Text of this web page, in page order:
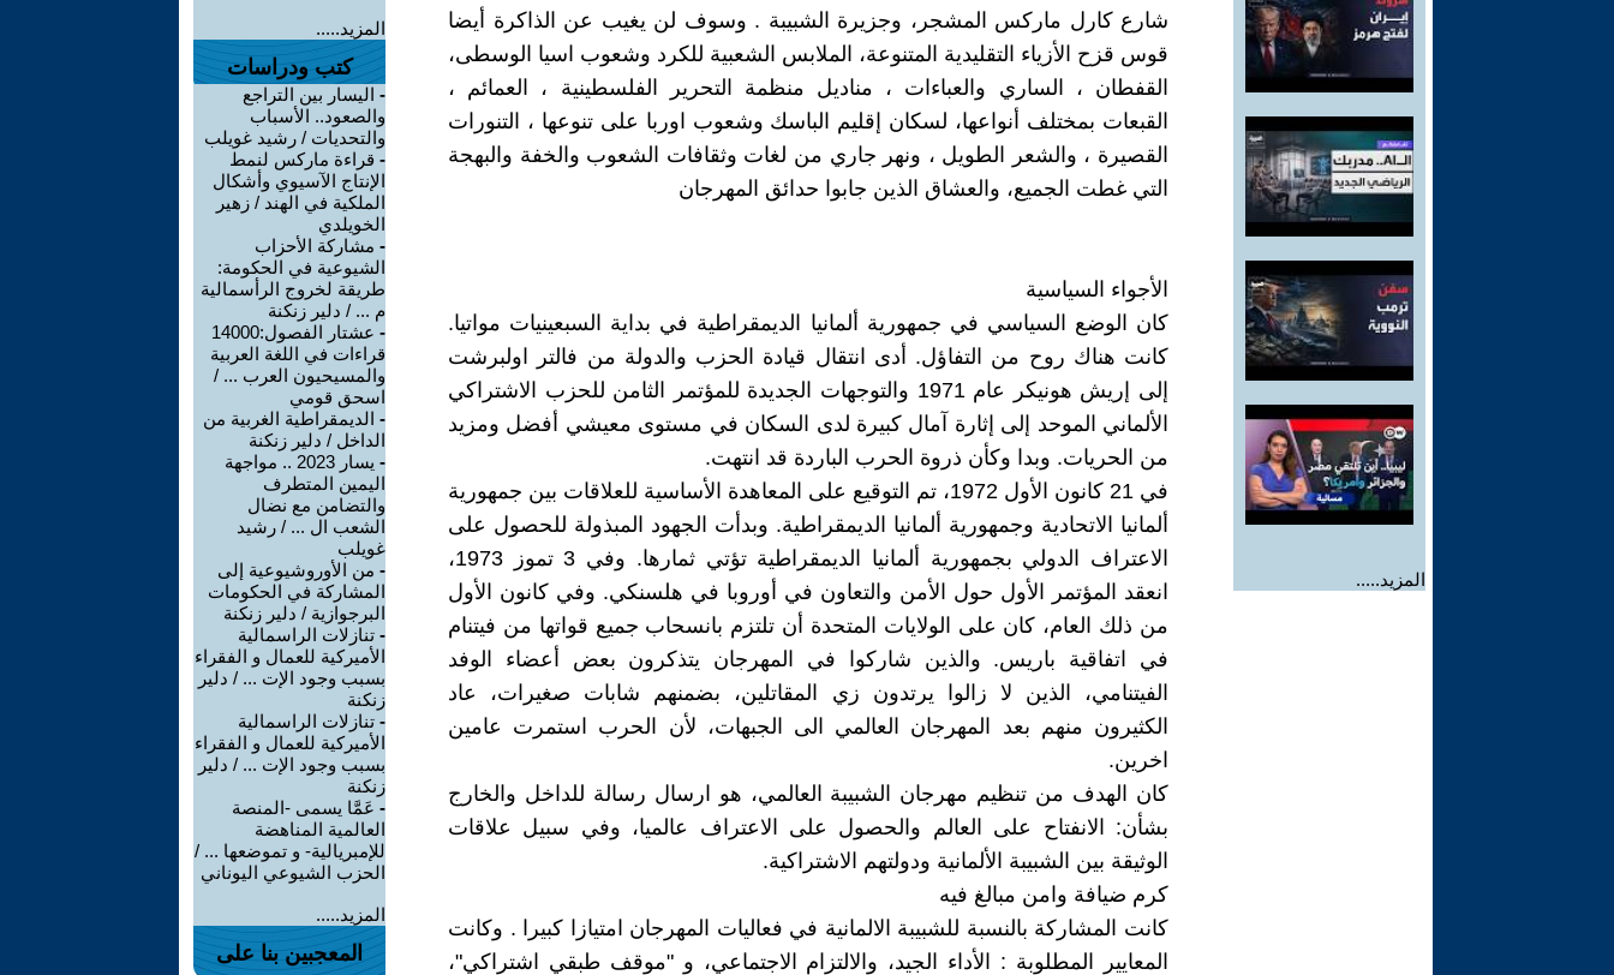
المزيد.....
شارع كارل ماركس المشجر، وجزيرة الشبيبة . وسوف لن يغيب عن الذاكرة أيضا
قوس قزح الأزياء التقليدية المتنوعة، الملابس الشعبية للكرد وشعوب اسيا الوسطى،
القفطان ، الساري والعباءات ، مناديل منظمة التحرير الفلسطينية ، العمائم ،
القبعات بمختلف أنواعها، لسكان إقليم الباسك وشعوب اوربا على تنوعها ، التنورات
القصيرة ، والشعر الطويل ، ونهر جاري من لغات وثقافات الشعوب والخفة والبهجة
التي غطت الجميع، والعشاق الذين جابوا حدائق المهرجان
الأجواء السياسية
كان الوضع السياسي في جمهورية ألمانيا الديمقراطية في بداية السبعينيات مواتيا.
كانت هناك روح من التفاؤل. أدى انتقال قيادة الحزب والدولة من فالتر اولبرشت
إلى إريش هونيكر عام 1971 والتوجهات الجديدة للمؤتمر الثامن للحزب الاشتراكي
الألماني الموحد إلى إثارة آمال كبيرة لدى السكان في مستوى معيشي أفضل ومزيد
من الحريات. وبدا وكأن ذروة الحرب الباردة قد انتهت.
في 21 كانون الأول 1972، تم التوقيع على المعاهدة الأساسية للعلاقات بين جمهورية
ألمانيا الاتحادية وجمهورية ألمانيا الديمقراطية. وبدأت الجهود المبذولة للحصول على
الاعتراف الدولي بجمهورية ألمانيا الديمقراطية تؤتي ثمارها. وفي 3 تموز 1973،
انعقد المؤتمر الأول حول الأمن والتعاون في أوروبا في هلسنكي. وفي كانون الأول
من ذلك العام، كان على الولايات المتحدة أن تلتزم بانسحاب جميع قواتها من فيتنام
في اتفاقية باريس. والذين شاركوا في المهرجان يتذكرون بعض أعضاء الوفد
الفيتنامي، الذين لا زالوا يرتدون زي المقاتلين، بضمنهم شابات صغيرات، عاد
الكثيرون منهم بعد المهرجان العالمي الى الجبهات، لأن الحرب استمرت عامين
اخرين.
كان الهدف من تنظيم مهرجان الشبيبة العالمي، هو ارسال رسالة للداخل والخارج
بشأن: الانفتاح على العالم والحصول على الاعتراف عالميا، وفي سبيل علاقات
الوثيقة بين الشبيبة الألمانية ودولتهم الاشتراكية.
كرم ضيافة وامن مبالغ فيه
كانت المشاركة بالنسبة للشبيبة الالمانية في فعاليات المهرجان امتيازا كبيرا . وكانت
المعايير المطلوبة : الأداء الجيد، والالتزام الاجتماعي، و "موقف طبقي اشتراكي"،
المزيد.....
كتب ودراسات
- اليسار بين التراجع
والصعود.. الأسباب
والتحديات / رشيد غويلب
- قراءة ماركس لنمط
الإنتاج الآسيوي وأشكال
الملكية في الهند / زهير
الخويلدي
- مشاركة الأحزاب
الشيوعية في الحكومة:
طريقة لخروج الرأسمالية
م ... / دلير زنكنة
-
عشتار الفصول:14000
قراءات في اللغة العربية
والمسيحيون العرب ... /
اسحق قومي
- الديمقراطية الغربية من
الداخل / دلير زنكنة
-
يسار 2023 .. مواجهة
اليمين المتطرف
والتضامن مع نضال
الشعب ال ... / رشيد
غويلب
- من الأوروشيوعية إلى
المشاركة في الحكومات
البرجوازية / دلير زنكنة
- تنازلات الراسمالية
الأميركية للعمال و الفقراء
بسبب وجود الإت ... / دلير
زنكنة
- تنازلات الراسمالية
الأميركية للعمال و الفقراء
بسبب وجود الإت ... / دلير
زنكنة
- عَمَّا يسمى -المنصة
العالمية المناهضة
للإمبريالية- و تموضعها ... /
الحزب الشيوعي اليوناني
المزيد.....
المعجبين بنا على